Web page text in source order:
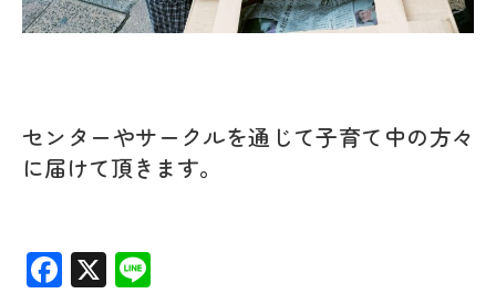
センターやサークルを通じて子育て中の方々
に届けて頂きます。
Facebook
X